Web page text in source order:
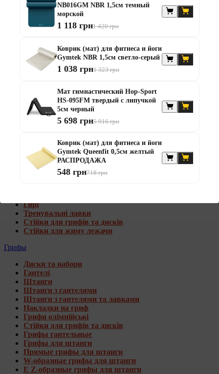
Штанги с w-образным грифом
Жилеты утяжелители
Диски та набори
Гантелі
Штанги
Штанги з гантелями та лавками
Грифи олімпійські
Тренувальні лавки
Стійки для грифів та дисків
Стійки для жиму лежачи
Диски та набори
Гантелі
Штанги
Штанги з гантелями
Гирі
Тренувальні лавки
Стійки для грифів та дисків
Стійки для жиму лежачи
Грифы
Диски та набори
Гантелі
Штанги
Штанги з гантелями
Штанги з гантелями та лавками
Накладки на гриф
Грифи олімпійські
Стійки для грифів та дисків
Грифы гантельные
Грифы для штанги
Прямые грифы для штанги
W-образные грифы для штанги
E Z-образные грифы для штанги
NB016GM NBR 1,5см темный
морской
1 118 грн1 420 грн
Коврик (мат) для фитнеса и йоги
Gymtek NBR 1,5см светло-серый
1 038 грн1 323 грн
Мат гимнастический Hop-Sport
HS-095FM твердый с липучкой
5см черный
5 698 грн5 916 грн
Коврик (мат) для фитнеса и йоги
Gymtek Queenfit 0,5см желтый
РАСПРОДАЖА
548 грн718 грн